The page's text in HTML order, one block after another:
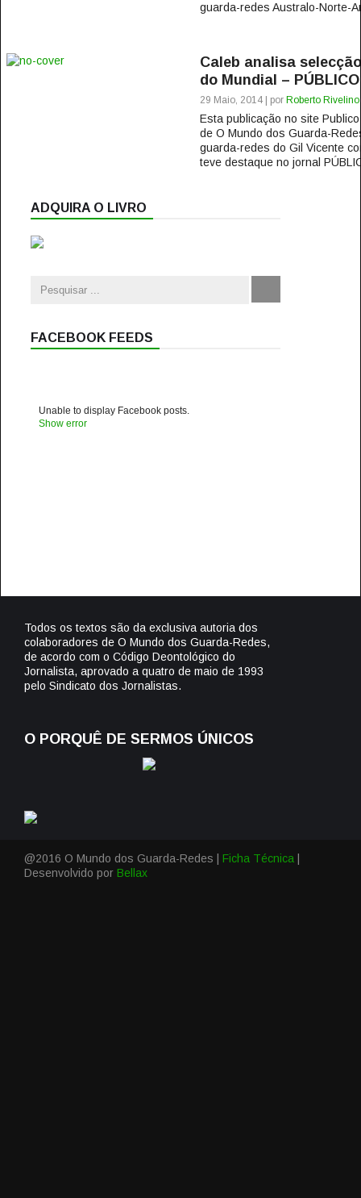
guarda-redes Australo-Norte-
Caleb analisa
do Mundial – PÚBLICO
29 Maio, 2014 | por Roberto Rivelino
Esta publicação no site
de O Mundo dos Guarda-
guarda-redes do Gil Vicente
teve destaque no jornal
ADQUIRA O LIVRO
FACEBOOK FEEDS
Unable to display Facebook posts.
Show error
Todos os textos são da exclusiva autoria dos
colaboradores de O Mundo dos Guarda-Redes,
de acordo com o Código Deontológico do
Jornalista, aprovado a quatro de maio de 1993
pelo Sindicato dos Jornalistas.
O PORQUÊ DE SERMOS ÚNICOS
@2016 O Mundo dos Guarda-Redes | Ficha Técnica
Desenvolvido por Bellax